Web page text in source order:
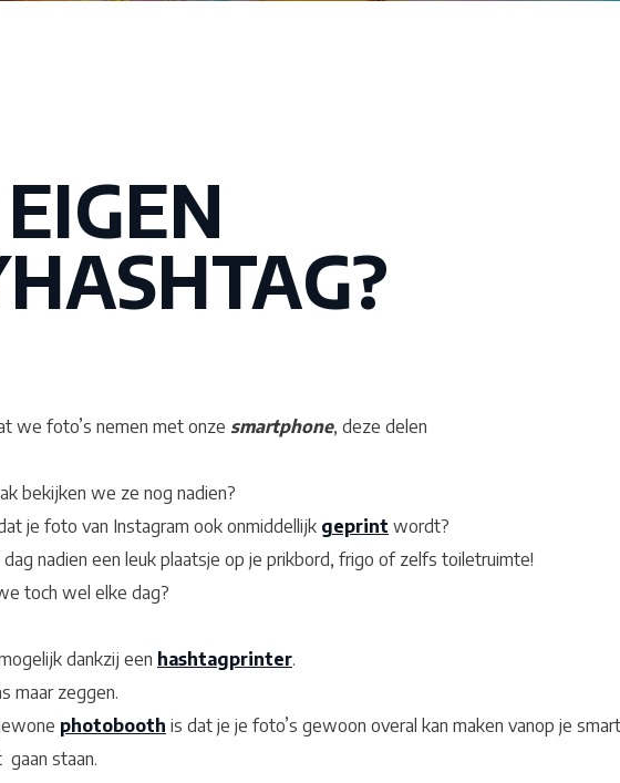
we foto’s nemen met onze smartphone, deze delen
bekijken we ze nog nadien?
je foto van Instagram ook onmiddellijk geprint wordt?
nadien een leuk plaatsje op je prikbord, frigo of zelfs toiletruimte!
toch wel elke dag?
dankzij een hashtagprinter.
maar zeggen.
photobooth is dat je je foto’s gewoon overal kan maken vanop je
staan.